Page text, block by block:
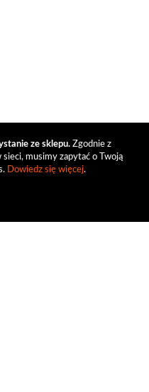
ze sklepu. Zgodnie z
musimy zapytać o Twoją
Dowiedz się więcej.